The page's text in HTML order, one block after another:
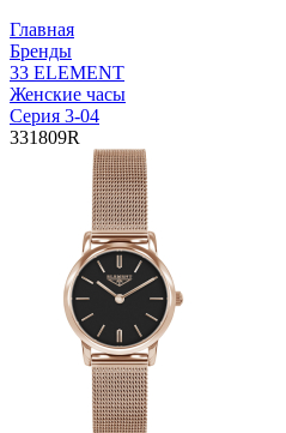
Главная
Бренды
33 ELEMENT
Женские часы
Серия 3-04
331809R